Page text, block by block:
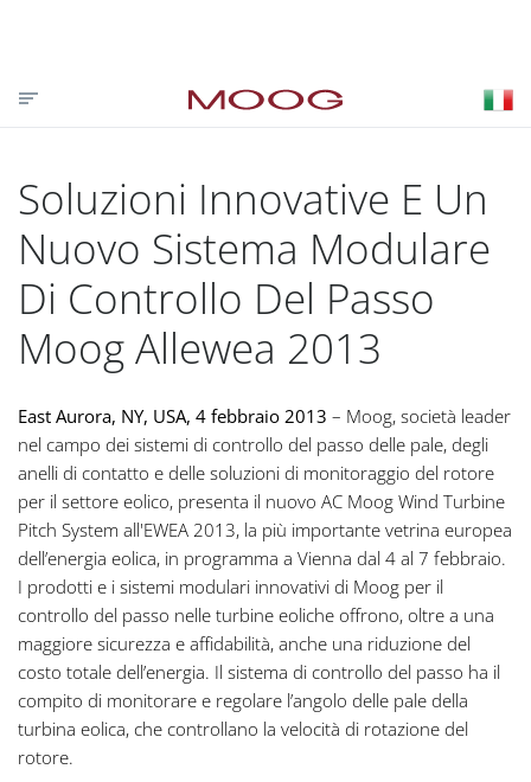
PARTNER LOGIN VISIT MOOG.COM
MOOG.IT
Soluzioni Innovative E Un
Nuovo Sistema Modulare
Di Controllo Del Passo
Moog Allewea 2013
East Aurora, NY, USA, 4 febbraio 2013 – Moog, società leader
nel campo dei sistemi di controllo del passo delle pale, degli
anelli di contatto e delle soluzioni di monitoraggio del rotore
per il settore eolico, presenta il nuovo AC Moog Wind Turbine
Pitch System all'EWEA 2013, la più importante vetrina europea
dell’energia eolica, in programma a Vienna dal 4 al 7 febbraio.
I prodotti e i sistemi modulari innovativi di Moog per il
controllo del passo nelle turbine eoliche offrono, oltre a una
maggiore sicurezza e affidabilità, anche una riduzione del
costo totale dell’energia. Il sistema di controllo del passo ha il
compito di monitorare e regolare l’angolo delle pale della
turbina eolica, che controllano la velocità di rotazione del
rotore.